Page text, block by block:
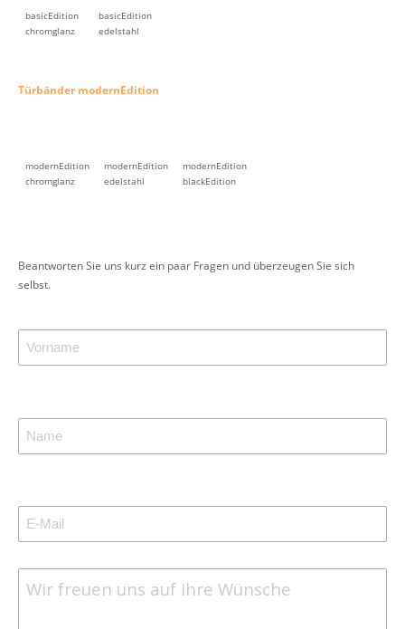
basicEdition
chromglanz
basicEdition
edelstahl
Türbänder modernEdition
modernEdition
chromglanz
modernEdition
edelstahl
modernEdition
blackEdition
Beantworten Sie uns kurz ein paar Fragen und überzeugen Sie sich
selbst.